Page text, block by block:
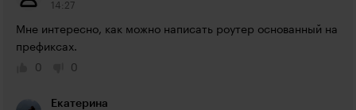
14:27
Мне интересно, как можно написать роутер основанный на
префиксах.
0
0
Екатерина